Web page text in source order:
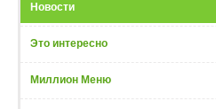
Новости
Это интересно
Миллион Меню